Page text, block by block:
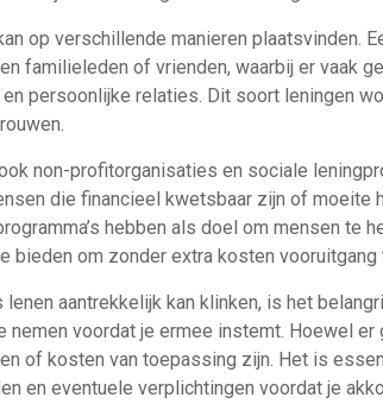
op verschillende manieren plaatsvinden.
familieleden of vrienden, waarbij er vaak
persoonlijke relaties. Dit soort leningen
non-profitorganisaties en sociale
die financieel kwetsbaar zijn of moeite
hebben als doel om mensen te
bieden om zonder extra kosten vooruitgang
aantrekkelijk kan klinken, is het
nemen voordat je ermee instemt. Hoewel er
of kosten van toepassing zijn. Het is
en eventuele verplichtingen voordat je